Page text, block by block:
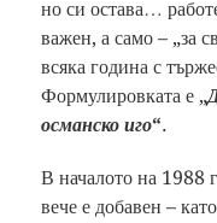
но си остава…
важен, а само – „за
всяка година с
Формулировката е „
османско иго“.
В началото на 1988
вече е добавен –